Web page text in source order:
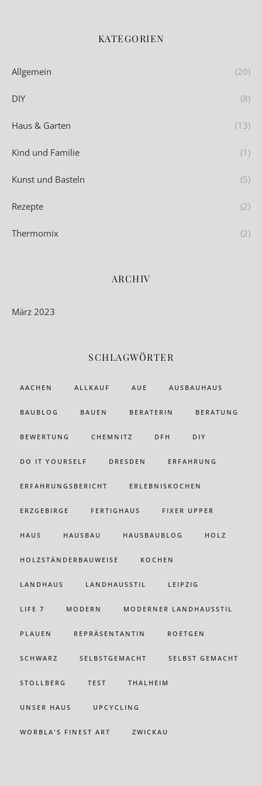
KATEGORIEN
Allgemein (20)
DIY (8)
Haus & Garten (13)
Kind und Familie (1)
Kunst und Basteln (5)
Rezepte (2)
Thermomix (2)
ARCHIV
März 2023
SCHLAGWÖRTER
AACHEN ALLKAUF AUE AUSBAUHAUS
BAUBLOG BAUEN BERATERIN BERATUNG
BEWERTUNG CHEMNITZ DFH DIY
DO IT YOURSELF DRESDEN ERFAHRUNG
ERFAHRUNGSBERICHT ERLEBNISKOCHEN
ERZGEBIRGE FERTIGHAUS FIXER UPPER
HAUS HAUSBAU HAUSBAUBLOG HOLZ
HOLZSTÄNDERBAUWEISE KOCHEN
LANDHAUS LANDHAUSSTIL LEIPZIG
LIFE 7 MODERN MODERNER LANDHAUSSTIL
PLAUEN REPRÄSENTANTIN ROETGEN
SCHWARZ SELBSTGEMACHT SELBST GEMACHT
STOLLBERG TEST THALHEIM
UNSER HAUS UPCYCLING
WORBLA'S FINEST ART ZWICKAU